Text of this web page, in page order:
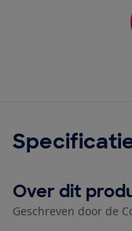
Over dit
Geschreven door de